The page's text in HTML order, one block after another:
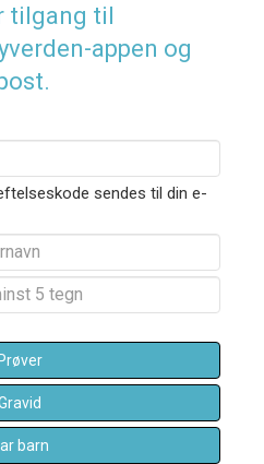
tilgang til
appen og
sendes til din e-
barn